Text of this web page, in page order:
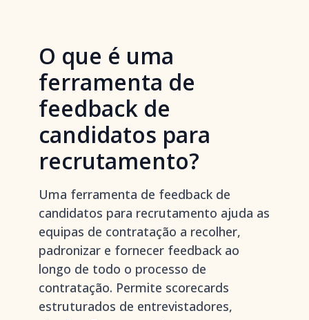
O que é uma
ferramenta de
feedback de
candidatos para
recrutamento?
Uma ferramenta de feedback de
candidatos para recrutamento ajuda as
equipas de contratação a recolher,
padronizar e fornecer feedback ao
longo de todo o processo de
contratação. Permite scorecards
estruturados de entrevistadores,